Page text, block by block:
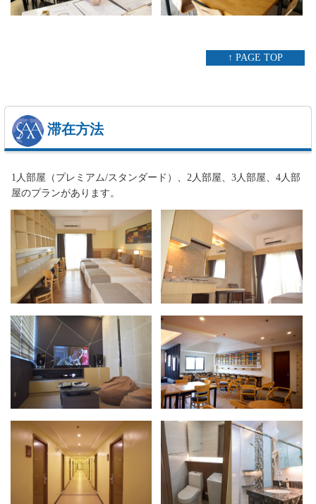
↑ PAGE TOP
滞在方法
1人部屋（プレミアム/スタンダード）、2人部屋、3人部屋、4人部
屋のプランがあります。